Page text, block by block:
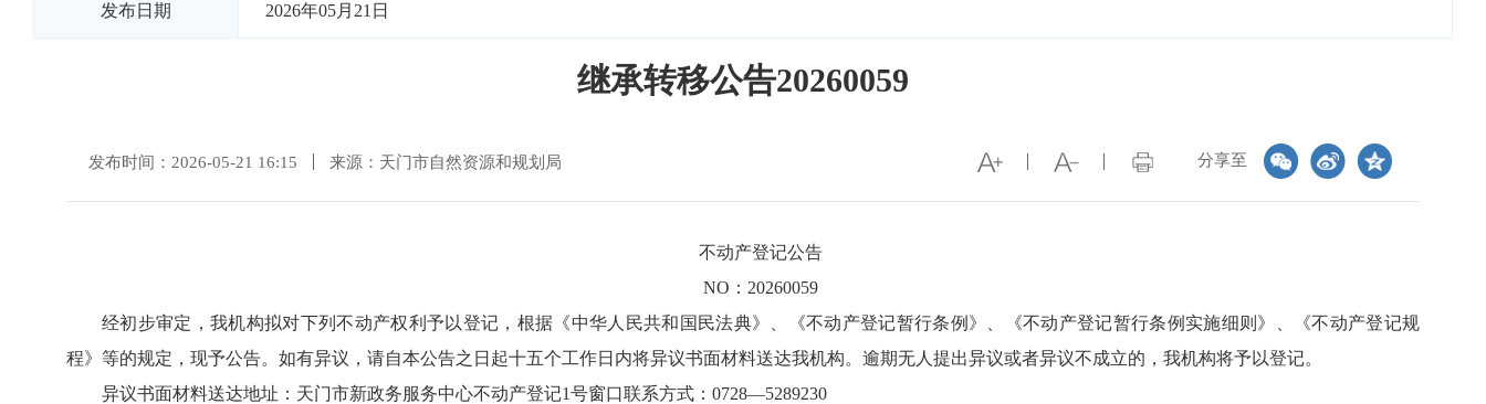
发布日期 2026年05月21日
继承转移公告20260059
分享至
发布时间：2026-05-21 16:15 来源：天门市自然资源和规划局
不动产登记公告
NO：20260059
经初步审定，我机构拟对下列不动产权利予以登记，根据《中华人民共和国民法典》、《不动产登记暂行条例》、《不动产登记暂行条例实施细则》、《不动产登记规
程》等的规定，现予公告。如有异议，请自本公告之日起十五个工作日内将异议书面材料送达我机构。逾期无人提出异议或者异议不成立的，我机构将予以登记。
异议书面材料送达地址：天门市新政务服务中心不动产登记1号窗口联系方式：0728—5289230